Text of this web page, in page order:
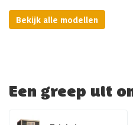
Bekijk alle modellen
Een greep uit